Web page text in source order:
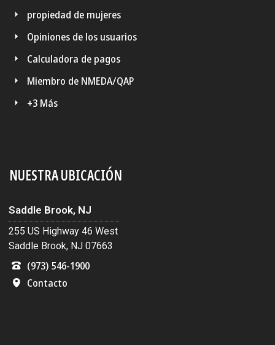
propiedad de mujeres
Opiniones de los usuarios
Calculadora de pagos
Miembro de NMEDA/QAP
+3 Más
NUESTRA UBICACIÓN
Saddle Brook, NJ
255 US Highway 46 West
Saddle Brook, NJ 07663
(973) 546-1900
Contacto